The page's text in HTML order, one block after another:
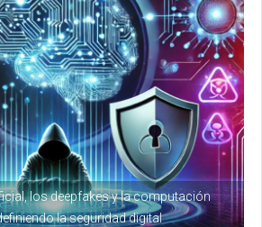
los deepfakes y la computación
la seguridad digital